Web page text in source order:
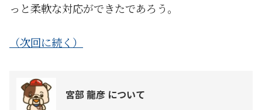
っと柔軟な対応ができたであろう。
（次回に続く）
宮部 龍彦 について